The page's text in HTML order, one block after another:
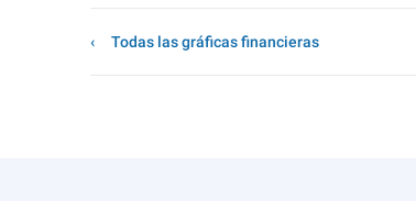
Todas las gráficas financieras